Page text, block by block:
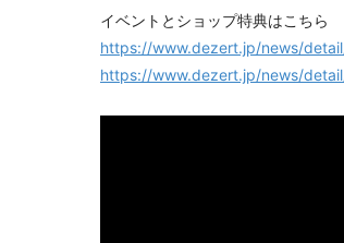
イベントとショップ特典はこちら
https://www.dezert.jp/news/
https://www.dezert.jp/news/